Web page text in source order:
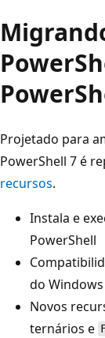
Projetado para
PowerShell 7 é
recursos.
Instala e
PowerShell
do
Novos
ternários e